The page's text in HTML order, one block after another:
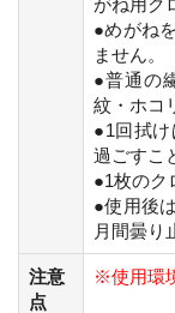
●めがね
ません。
●普通の
紋・ホコ
●1回拭
過ごすこ
●1枚のク
●使用後
月間曇り
注意
点
※使用環